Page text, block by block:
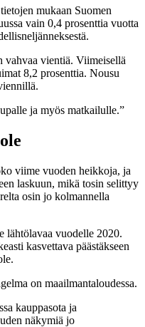
mukaan Suomen
vain 0,4 prosenttia vuotta
vahvaa vientiä. Viimeisellä
8,2 prosenttia. Nousu
ja myös matkailulle.”
viime vuoden heikkoja, ja
laskuun, mikä tosin selittyy
osin jo kolmannella
lähtölavaa vuodelle 2020.
kasvettava päästäkseen
on maailmantaloudessa.
kauppasota ja
näkymiä jo